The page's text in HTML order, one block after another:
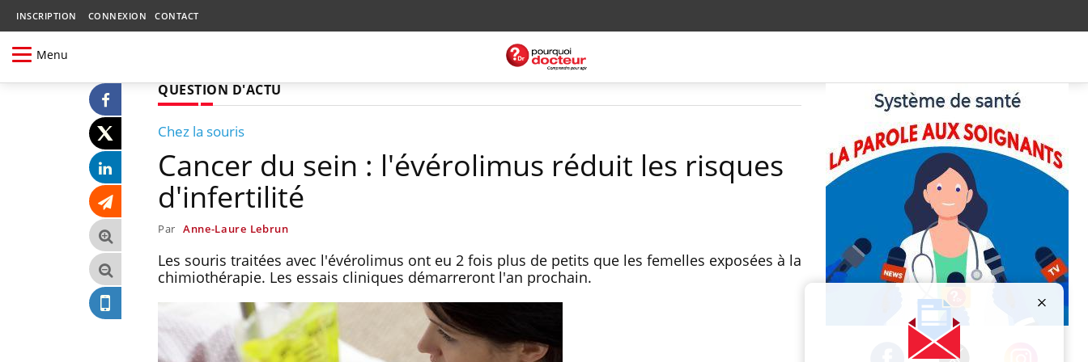
INSCRIPTION CONNEXION CONTACT
Menu
QUESTION D'ACTU
Chez la souris
Cancer du sein : l'évérolimus réduit les risques
d'infertilité
Par Anne-Laure Lebrun
Les souris traitées avec l'évérolimus ont eu 2 fois plus de petits que les femelles exposées à la
chimiothérapie. Les essais cliniques démarreront l'an prochain.